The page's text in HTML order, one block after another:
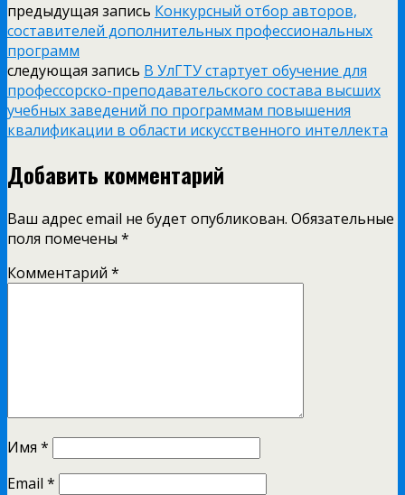
предыдущая запись Конкурсный отбор авторов,
составителей дополнительных профессиональных
программ
следующая запись В УлГТУ стартует обучение для
профессорско-преподавательского состава высших
учебных заведений по программам повышения
квалификации в области искусственного интеллекта
Добавить комментарий
Ваш адрес email не будет опубликован. Обязательные
поля помечены *
Комментарий *
Имя *
Email *